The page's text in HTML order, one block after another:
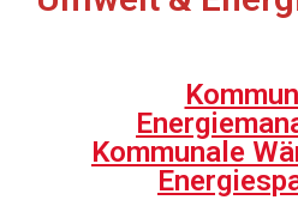
Kommunale